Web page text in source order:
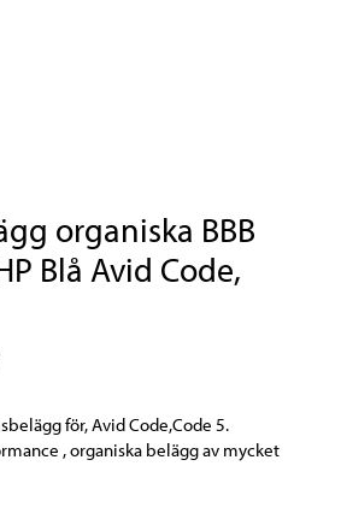
organiska BBB
Blå Avid Code,
för, Avid Code,Code 5.
, organiska belägg av mycket